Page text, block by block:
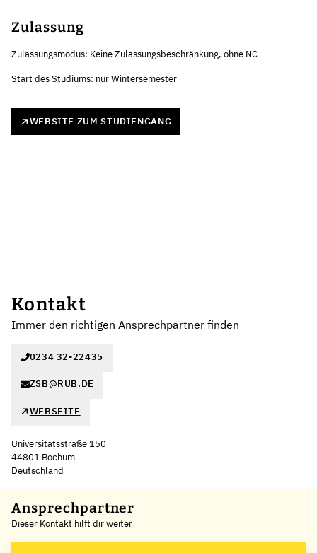
Zulassung
Zulassungsmodus: Keine Zulassungsbeschränkung, ohne NC
Start des Studiums: nur Wintersemester
WEBSITE ZUM STUDIENGANG
Kontakt
Immer den richtigen Ansprechpartner finden
0234 32-22435
ZSB@RUB.DE
WEBSEITE
Universitätsstraße 150
44801 Bochum
Deutschland
+
−
Ansprechpartner
Dieser Kontakt hilft dir weiter